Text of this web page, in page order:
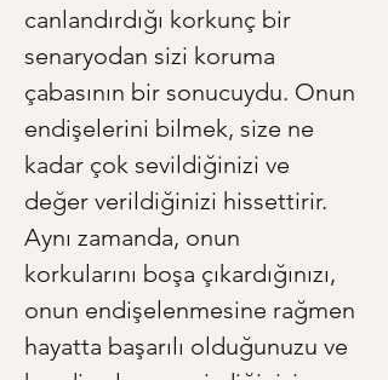
canlandırdığı korkunç bir
senaryodan sizi koruma
çabasının bir sonucuydu. Onun
endişelerini bilmek, size ne
kadar çok sevildiğinizi ve
değer verildiğinizi hissettirir.
Aynı zamanda, onun
korkularını boşa çıkardığınızı,
onun endişelenmesine rağmen
hayatta başarılı olduğunuzu ve